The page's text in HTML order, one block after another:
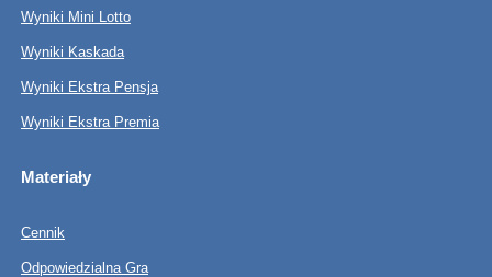
Wyniki Mini Lotto
Wyniki Kaskada
Wyniki Ekstra Pensja
Wyniki Ekstra Premia
Materiały
Cennik
Odpowiedzialna Gra